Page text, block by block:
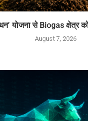
योजना से Biogas क्षेत्र
August 7, 2026